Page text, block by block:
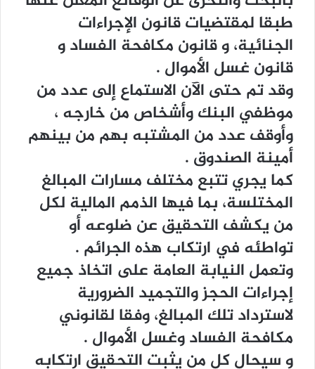
ﻃﺒﻘﺎ ﻟﻤﻘﺘﻀﻴﺎﺕ ﻗﺎﻧﻮﻥ ﺍﻹﺟﺮﺍﺀﺍﺕ
ﺍﻟﺠﻨﺎﺋﻴﺔ، ﻭ ﻗﺎﻧﻮﻥ ﻣﻜﺎﻓﺤﺔ ﺍﻟﻔﺴﺎﺩ ﻭ
ﻗﺎﻧﻮﻥ ﻏﺴﻞ ﺍﻷﻣﻮﺍﻝ .
ﻭﻗﺪ ﺗﻢ ﺣﺘﻰ ﺍﻵﻥ ﺍﻻﺳﺘﻤﺎﻉ ﺇﻟﻰ ﻋﺪﺩ ﻣﻦ
ﻣﻮﻇﻔﻲ ﺍﻟﺒﻨﻚ ﻭﺃﺷﺨﺎﺹ ﻣﻦ ﺧﺎﺭﺟﻪ ،
ﻭﺃﻭﻗﻒ ﻋﺪﺩ ﻣﻦ ﺍﻟﻤﺸﺘﺒﻪ ﺑﻬﻢ ﻣﻦ ﺑﻴﻨﻬﻢ
ﺃﻣﻴﻨﺔ ﺍﻟﺼﻨﺪﻭﻕ .
ﻛﻤﺎ ﻳﺠﺮﻱ ﺗﺘﺒﻊ ﻣﺨﺘﻠﻒ ﻣﺴﺎﺭﺍﺕ ﺍﻟﻤﺒﺎﻟﻎ
ﺍﻟﻤﺨﺘﻠﺴﺔ، ﺑﻤﺎ ﻓﻴﻬﺎ ﺍﻟﺬﻣﻢ ﺍﻟﻤﺎﻟﻴﺔ ﻟﻜﻞ
ﻣﻦ ﻳﻜﺸﻒ ﺍﻟﺘﺤﻘﻴﻖ ﻋﻦ ﺿﻠﻮﻋﻪ ﺃﻭ
ﺗﻮﺍﻃﺌﻪ ﻓﻲ ﺍﺭﺗﻜﺎﺏ ﻫﺬﻩ ﺍﻟﺠﺮﺍﺋﻢ .
ﻭﺗﻌﻤﻞ ﺍﻟﻨﻴﺎﺑﺔ ﺍﻟﻌﺎﻣﺔ ﻋﻠﻰ ﺍﺗﺨﺎﺫ ﺟﻤﻴﻊ
ﺇﺟﺮﺍﺀﺍﺕ ﺍﻟﺤﺠﺰ ﻭﺍﻟﺘﺠﻤﻴﺪ ﺍﻟﻀﺮﻭﺭﻳﺔ
ﻻﺳﺘﺮﺩﺍﺩ ﺗﻠﻚ ﺍﻟﻤﺒﺎﻟﻎ، ﻭﻓﻘﺎ ﻟﻘﺎﻧﻮﻧﻲ
ﻣﻜﺎﻓﺤﺔ ﺍﻟﻔﺴﺎﺩ ﻭﻏﺴﻞ ﺍﻷﻣﻮﺍﻝ .
ﻭ ﺳﻴﺤﺎﻝ ﻛﻞ ﻣﻦ ﻳﺜﺒﺖ ﺍﻟﺘﺤﻘﻴﻖ ﺍﺭﺗﻜﺎﺑﻪ